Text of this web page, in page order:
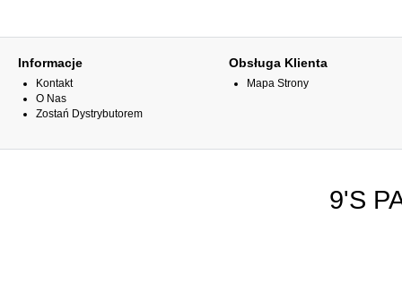
Informacje
Kontakt
O Nas
Zostań Dystrybutorem
Obsługa Klienta
Mapa Strony
9'S